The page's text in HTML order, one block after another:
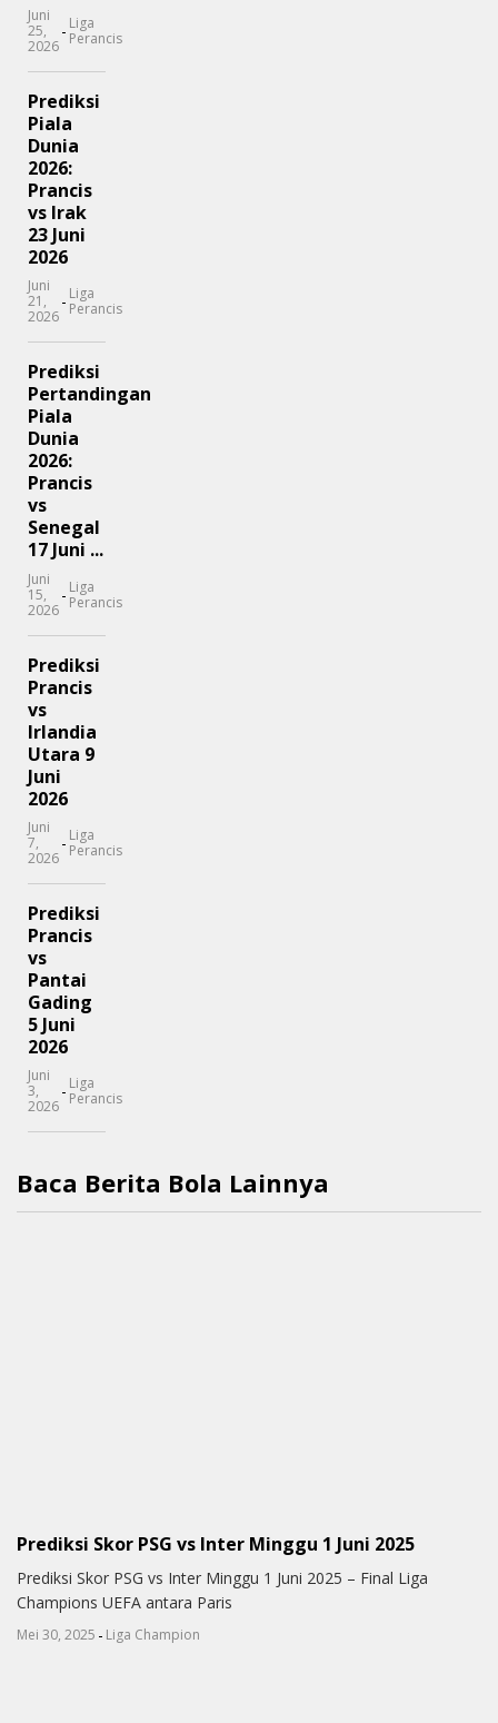
Juni
25,
2026
- Liga
Perancis
Prediksi
Piala
Dunia
2026:
Prancis
vs Irak
23 Juni
2026
Juni
21,
2026
- Liga
Perancis
Prediksi
Pertandingan
Piala
Dunia
2026:
Prancis
vs
Senegal
17 Juni ...
Juni
15,
2026
- Liga
Perancis
Prediksi
Prancis
vs
Irlandia
Utara 9
Juni
2026
Juni
7,
2026
- Liga
Perancis
Prediksi
Prancis
vs
Pantai
Gading
5 Juni
2026
Juni
3,
2026
- Liga
Perancis
Baca Berita Bola Lainnya
Prediksi Skor PSG vs Inter Minggu 1 Juni 2025
Prediksi Skor PSG vs Inter Minggu 1 Juni 2025 – Final Liga
Champions UEFA antara Paris
Mei 30, 2025 - Liga Champion